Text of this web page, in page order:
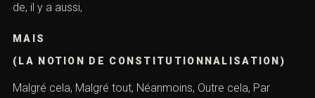
finalement,
EN PARTICULIER
(LA NOTION DE CONSTITUTIONNALISATION)
En premier lieu, finalement, En revanche, En somme,